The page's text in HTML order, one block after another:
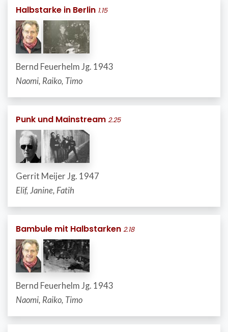
Halbstarke in Berlin 1.15
Bernd Feuerhelm Jg. 1943
Naomi, Raiko, Timo
Punk und Mainstream 2.25
Gerrit Meijer Jg. 1947
Elif, Janine, Fatih
Bambule mit Halbstarken 2.18
Bernd Feuerhelm Jg. 1943
Naomi, Raiko, Timo